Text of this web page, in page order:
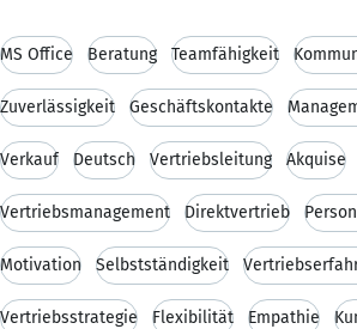
MS Office Beratung Teamfähigkeit
Zuverlässigkeit Geschäftskontakte
Verkauf Deutsch Vertriebsleitung Akquise
Vertriebsmanagement Direktvertrieb
Motivation Selbstständigkeit
Vertriebsstrategie Flexibilität Empathie